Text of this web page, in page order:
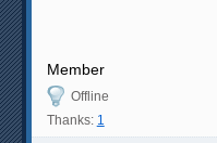
Member
Offline
Thanks: 1